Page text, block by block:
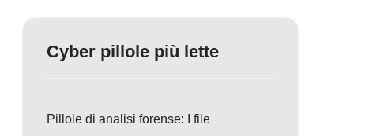
Cyber pillole più lette
Pillole di analisi forense: I file